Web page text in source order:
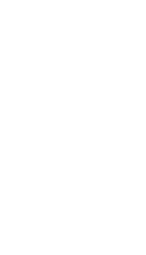
konferenční místnost,
velikosti King a